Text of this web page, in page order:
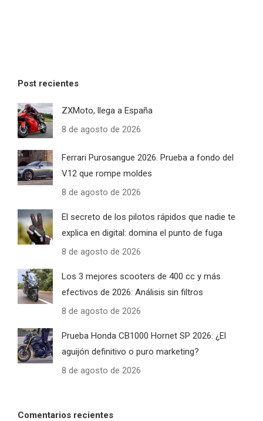
Post recientes
ZXMoto, llega a España
8 de agosto de 2026
Ferrari Purosangue 2026. Prueba a fondo del
V12 que rompe moldes
8 de agosto de 2026
El secreto de los pilotos rápidos que nadie te
explica en digital: domina el punto de fuga
8 de agosto de 2026
Los 3 mejores scooters de 400 cc y más
efectivos de 2026: Análisis sin filtros
8 de agosto de 2026
Prueba Honda CB1000 Hornet SP 2026: ¿El
aguijón definitivo o puro marketing?
8 de agosto de 2026
Comentarios recientes